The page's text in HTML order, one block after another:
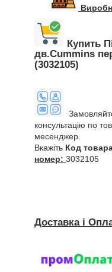
Купить
дв.Cummins
(3032105)
консультацію по
месенджер.
Вкажіть Код
номер: 3032105
Доставка і